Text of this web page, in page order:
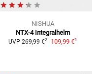
NISHUA
NTX-4 Integralhelm
UVP 269,99 €2 109,99 €1